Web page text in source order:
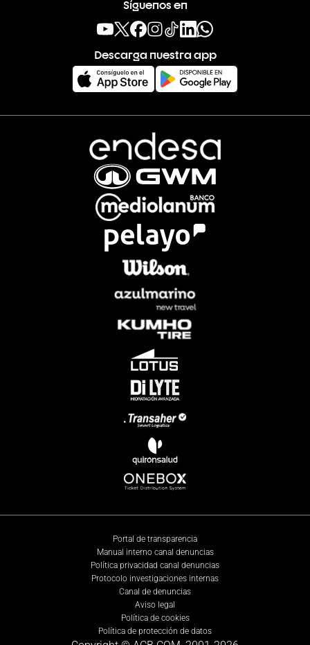
Síguenos en
Descarga nuestra app
Portal de transparencia
Manual interno canal denuncias
Política privacidad canal denuncias
Protocolo investigaciones internas
Canal de denuncias
Aviso legal
Política de cookies
Política de protección de datos